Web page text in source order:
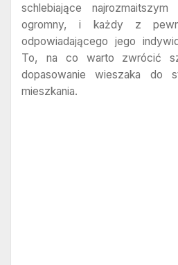
schlebiające
ogromny, i każdy z
odpowiadającego jego
To, na co warto zwrócić
dopasowanie wieszaka do
mieszkania.